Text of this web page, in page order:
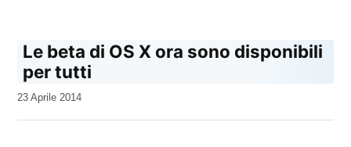
Le beta di OS X ora sono disponibili
per tutti
da
23 Aprile 2014